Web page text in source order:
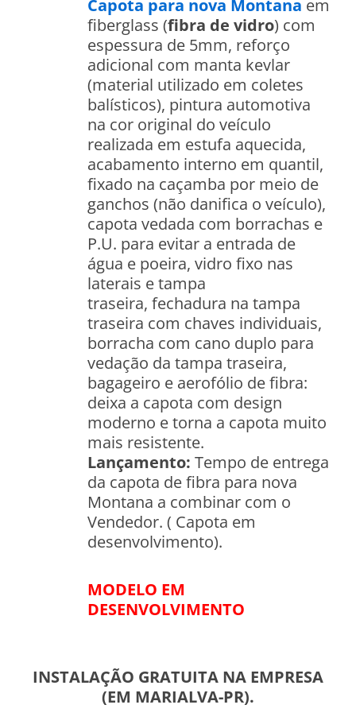
Capota para nova Montana em
fiberglass (fibra de vidro) com
espessura de 5mm, reforço
adicional com manta kevlar
(material utilizado em coletes
balísticos), pintura automotiva
na cor original do veículo
realizada em estufa aquecida,
acabamento interno em quantil,
fixado na caçamba por meio de
ganchos (não danifica o veículo),
capota vedada com borrachas e
P.U. para evitar a entrada de
água e poeira, vidro fixo nas
laterais e tampa
traseira, fechadura na tampa
traseira com chaves individuais,
borracha com cano duplo para
vedação da tampa traseira,
bagageiro e aerofólio de fibra:
deixa a capota com design
moderno e torna a capota muito
mais resistente.
Lançamento: Tempo de entrega
da capota de fibra para nova
Montana a combinar com o
Vendedor. ( Capota em
desenvolvimento).
MODELO EM
DESENVOLVIMENTO
INSTALAÇÃO GRATUITA NA EMPRESA
(EM MARIALVA-PR).